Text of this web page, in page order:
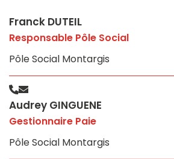
Franck DUTEIL
Responsable Pôle Social
Pôle Social Montargis
Audrey GINGUENE
Gestionnaire Paie
Pôle Social Montargis